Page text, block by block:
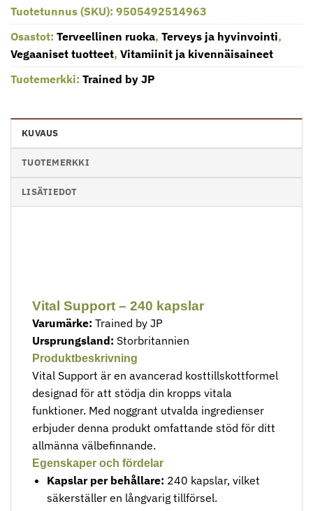
Tuotetunnus (SKU): 9505492514963
Osastot: Terveellinen ruoka, Terveys ja hyvinvointi,
Vegaaniset tuotteet, Vitamiinit ja kivennäisaineet
Tuotemerkki: Trained by JP
KUVAUS
TUOTEMERKKI
LISÄTIEDOT
Vital Support – 240 kapslar
Varumärke: Trained by JP
Ursprungsland: Storbritannien
Produktbeskrivning
Vital Support är en avancerad kosttillskottformel
designad för att stödja din kropps vitala
funktioner. Med noggrant utvalda ingredienser
erbjuder denna produkt omfattande stöd för ditt
allmänna välbefinnande.
Egenskaper och fördelar
Kapslar per behållare: 240 kapslar, vilket
säkerställer en långvarig tillförsel.